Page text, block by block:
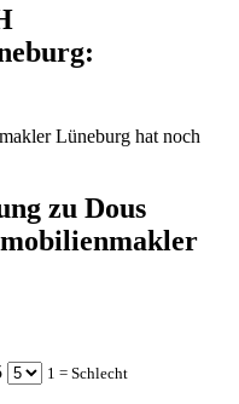
Lüneburg hat noch
zu Dous
1 = Schlecht